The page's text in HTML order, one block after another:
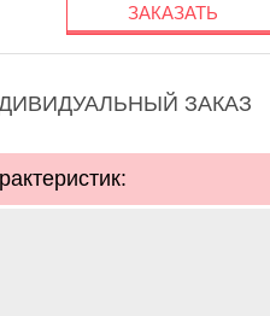
ЗАКАЗАТЬ
ЗАКАЗ